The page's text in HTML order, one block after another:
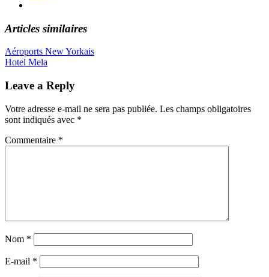
Articles similaires
méthoderecherchetransport
Navigation
de
l’article
Previous
Post:
Aéroports New Yorkais
Next
Hotel Mela
Leave a Reply
Votre adresse e-mail ne sera pas publiée. Les champs obligatoires
sont indiqués avec *
Commentaire *
Nom *
E-mail *